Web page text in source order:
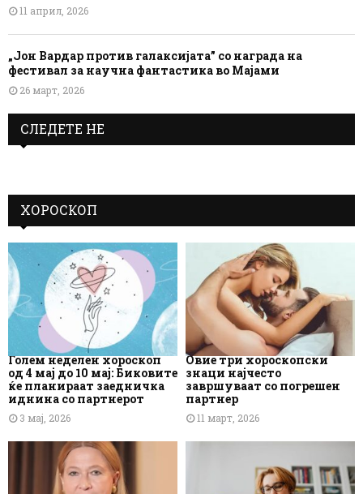
11 април, 2026
„Јон Вардар против галаксијата” со награда на
фестивал за научна фантастика во Мајами
26 март, 2026
СЛЕДЕТЕ НЕ
ХОРОСКОП
Голем неделен хороскоп
од 4 мај до 10 мај: Биковите
ќе планираат заедничка
иднина со партнерот
3 мај, 2026
Овие три хороскопски
знаци најчесто
завршуваат со погрешен
партнер
11 март, 2026